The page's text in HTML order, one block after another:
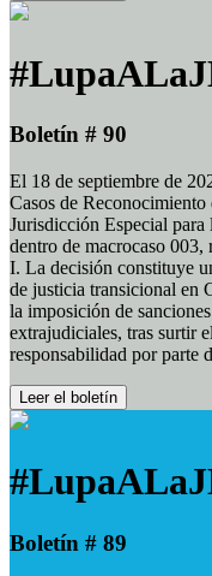
Boletín # 90
El 18 de septiembre de
Casos de
Jurisdicción Especial
dentro de macrocaso 003,
I. La decisión constituye
de justicia transicional en
la imposición de
extrajudiciales, tras surtir
responsabilidad por parte
Leer el boletín
Boletín # 89